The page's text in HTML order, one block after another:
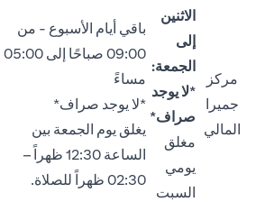
مركز
جميرا
المالي
الاثنين
إلى
الجمعة:
*لا يوجد
صراف*
مغلق
يومي
السبت
باقي أيام الأسبوع - من
09:00 صباحًا إلى 05:00
مساءً
*لا يوجد صراف*
يغلق يوم الجمعة بين
الساعة 12:30 ظهراً –
02:30 ظهراً للصلاة.